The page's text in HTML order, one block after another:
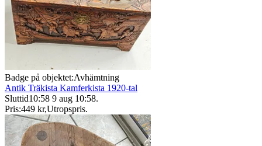
Badge på objektet:Avhämtning
Antik Träkista Kamferkista 1920-tal
Sluttid10:58 9 aug 10:58.
Pris:449 kr,Utropspris.